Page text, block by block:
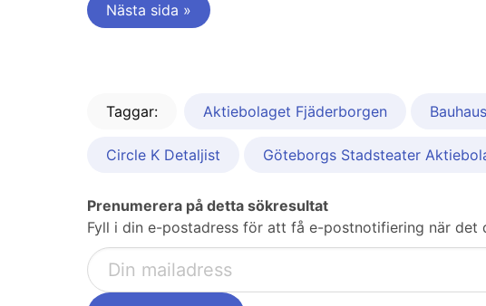
Nästa sida »
Taggar: Aktiebolaget Fjäderborgen
Circle K Detaljist Göteborgs Stadsteater
Prenumerera på detta sökresultat
Fyll i din e-postadress för att få e-postnotifiering när det